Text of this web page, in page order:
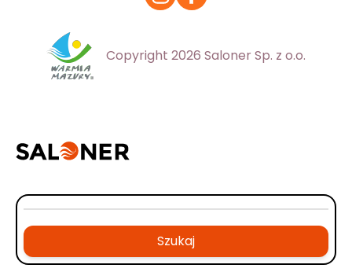
Copyright 2026 Saloner Sp. z o.o.
Szukaj